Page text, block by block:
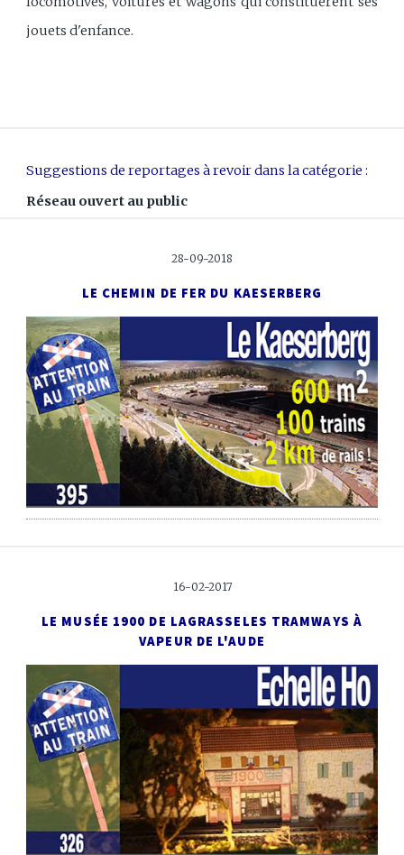
jouets d'enfance.
Suggestions de reportages à revoir dans la catégorie :
Réseau ouvert au public
28-09-2018
LE CHEMIN DE FER DU KAESERBERG
16-02-2017
LE MUSÉE 1900 DE LAGRASSE LES TRAMWAYS À
VAPEUR DE L'AUDE